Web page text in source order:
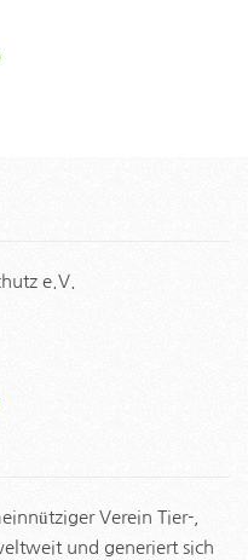
e.V.
Verein Tier-,
und generiert sich